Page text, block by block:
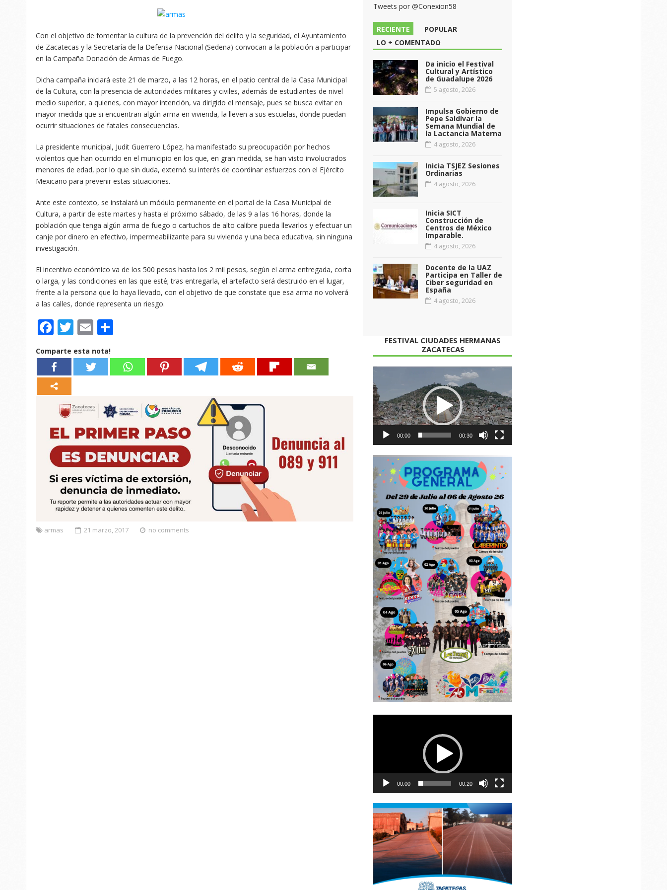
Con el objetivo de fomentar la cultura de la prevención del delito y la seguridad, el Ayuntamiento
de Zacatecas y la Secretaría de la Defensa Nacional (Sedena) convocan a la población a participar
en la Campaña Donación de Armas de Fuego.
Dicha campaña iniciará este 21 de marzo, a las 12 horas, en el patio central de la Casa Municipal
de la Cultura, con la presencia de autoridades militares y civiles, además de estudiantes de nivel
medio superior, a quienes, con mayor intención, va dirigido el mensaje, pues se busca evitar en
mayor medida que si encuentran algún arma en vivienda, la lleven a sus escuelas, donde puedan
ocurrir situaciones de fatales consecuencias.
La presidente municipal, Judit Guerrero López, ha manifestado su preocupación por hechos
violentos que han ocurrido en el municipio en los que, en gran medida, se han visto involucrados
menores de edad, por lo que sin duda, externó su interés de coordinar esfuerzos con el Ejército
Mexicano para prevenir estas situaciones.
Ante este contexto, se instalará un módulo permanente en el portal de la Casa Municipal de
Cultura, a partir de este martes y hasta el próximo sábado, de las 9 a las 16 horas, donde la
población que tenga algún arma de fuego o cartuchos de alto calibre pueda llevarlos y efectuar un
canje por dinero en efectivo, impermeabilizante para su vivienda y una beca educativa, sin ninguna
investigación.
El incentivo económico va de los 500 pesos hasta los 2 mil pesos, según el arma entregada, corta
o larga, y las condiciones en las que esté; tras entregarla, el artefacto será destruido en el lugar,
frente a la persona que lo haya llevado, con el objetivo de que constate que esa arma no volverá
a las calles, donde representa un riesgo.
Facebook
Twitter
Email
Comparte esta nota!
armas 21 marzo, 2017 no comments
Tweets por @Conexion58
RECIENTE
POPULAR
LO + COMENTADO
Da inicio el Festival
Cultural y Artístico
de Guadalupe 2026
5 agosto, 2026
Impulsa Gobierno de
Pepe Saldívar la
Semana Mundial de
la Lactancia Materna
4 agosto, 2026
Inicia TSJEZ Sesiones
Ordinarias
4 agosto, 2026
Inicia SICT
Construcción de
Centros de México
Imparable.
4 agosto, 2026
Docente de la UAZ
Participa en Taller de
Ciber seguridad en
España
4 agosto, 2026
FESTIVAL CIUDADES HERMANAS
ZACATECAS
de
vídeo
00:00 00:30
00:00 00:20